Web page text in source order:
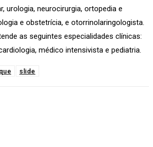
urologia, neurocirurgia, ortopedia e
e obstetrícia, e otorrinolaringologista.
as seguintes especialidades clínicas:
médico intensivista e pediatria.
slide